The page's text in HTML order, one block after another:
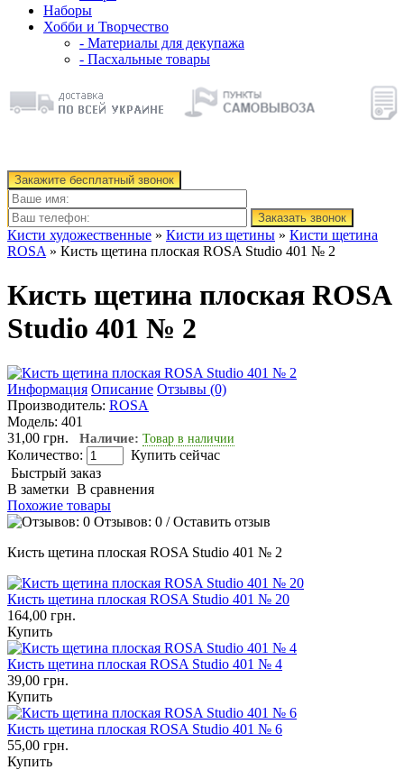
Наборы
Хобби и Творчество
- Материалы для декупажа
- Пасхальные товары
Закажите бесплатный звонок
Заказать звонок
Кисти художественные » Кисти из щетины » Кисти щетина
ROSA » Кисть щетина плоская ROSA Studio 401 № 2
Кисть щетина плоская ROSA
Studio 401 № 2
Информация Описание Отзывы (0)
Производитель: ROSA
Модель: 401
31,00 грн. Наличие: Товар в наличии
Количество:
Купить сейчас
Быстрый заказ
В заметки В сравнения
Похожие товары
Отзывов: 0 /Оставить отзыв
Кисть щетина плоская ROSA Studio 401 № 2
Кисть щетина плоская ROSA Studio 401 № 20
164,00 грн.
Купить
Кисть щетина плоская ROSA Studio 401 № 4
39,00 грн.
Купить
Кисть щетина плоская ROSA Studio 401 № 6
55,00 грн.
Купить